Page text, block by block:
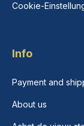
Cookie-
Info
Payment and
About us